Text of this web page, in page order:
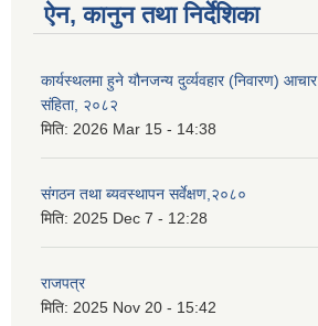
ऐन, कानुन तथा निर्देशिका
कार्यस्थलमा हुने यौनजन्य दुर्व्यवहार (निवारण) आचार
संहिता, २०८२
मिति: 2026 Mar 15 - 14:38
संगठन तथा ब्यवस्थापन सर्वेक्षण,२०८०
मिति: 2025 Dec 7 - 12:28
राजपत्र
मिति: 2025 Nov 20 - 15:42